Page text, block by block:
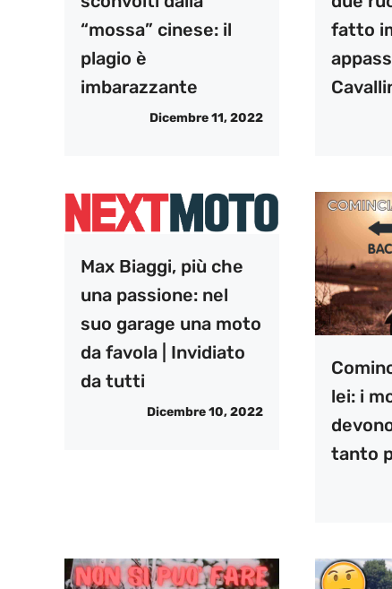
“mossa” cinese: il
plagio è
imbarazzante
Dicembre 11, 2022
fatto
Max Biaggi, più che
una passione: nel
suo garage una moto
da favola | Invidiato
da tutti
Dicembre 10, 2022
lei: i
tanto